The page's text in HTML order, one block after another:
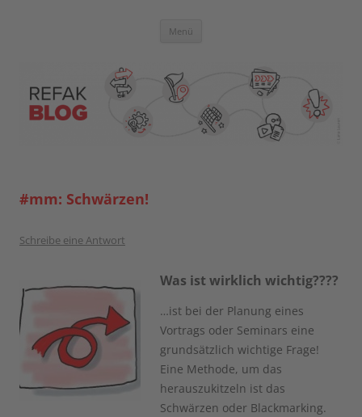
Blog der Referent:innen Akademie
Menü
#mm: Schwärzen!
Schreibe eine Antwort
Was ist wirklich wichtig????
…ist bei der Planung eines
Vortrags oder Seminars eine
grundsätzlich wichtige Frage!
Eine Methode, um das
herauszukitzeln ist das
Schwärzen oder Blackmarking.